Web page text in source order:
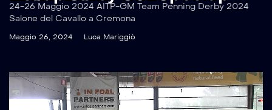
24-26 Maggio 2024 AITP-GM Team Penning Derby 2024
Salone del Cavallo a Cremona
Maggio 26, 2024 Luca Mariggiò